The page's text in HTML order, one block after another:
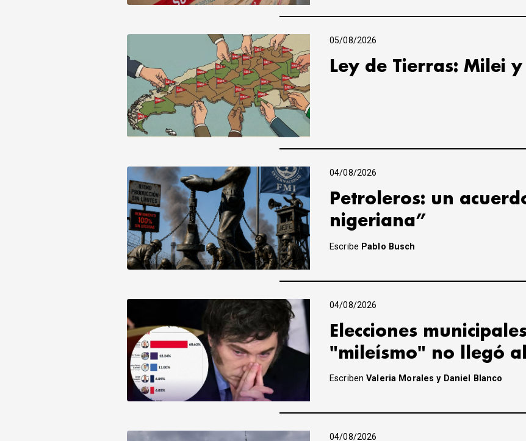
05/08/2026
Ley de Tierras: Milei
04/08/2026
Petroleros: un
nigeriana”
Escribe Pablo Busch
04/08/2026
Elecciones
"mileísmo" no llegó
EscribenValeria Morales y Daniel Blanco
04/08/2026